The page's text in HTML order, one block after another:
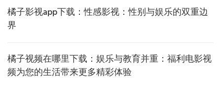
橘子影视app下载：性感影视：性别与娱乐的双重边
界
橘子视频在哪里下载：娱乐与教育并重：福利电影视
频为您的生活带来更多精彩体验